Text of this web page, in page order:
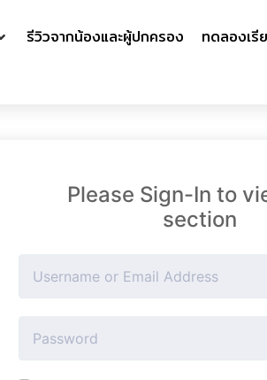
รีวิวจากน้องและผู้ปกครอง ทดลองเรี
Please Sign-In to
section